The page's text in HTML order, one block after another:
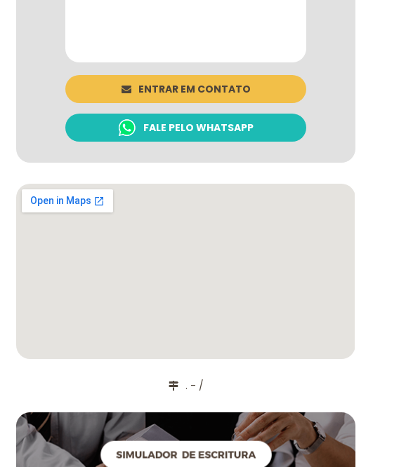
ENTRAR EM CONTATO
FALE PELO WHATSAPP
. - /